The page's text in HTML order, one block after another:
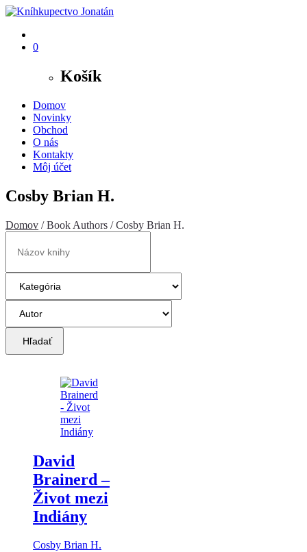
0
Košík
Domov
Novinky
Obchod
O nás
Kontakty
Môj účet
Cosby Brian H.
Domov / Book Authors / Cosby Brian H.
Hľadať
David
Brainerd –
Život mezi
Indiány
Cosby Brian H.